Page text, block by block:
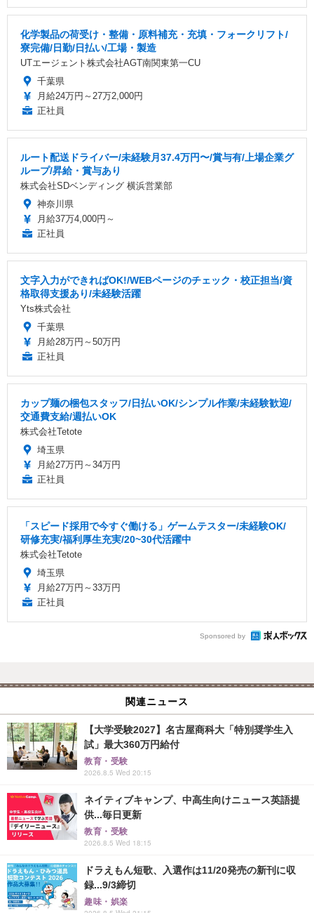
化学製品の荷受け・整備・原料補充・充填・フォークリフト/
寮完備/日勤/日払い/工場・製造
UTエージェント株式会社AGT南関東第一CU
千葉県
月給24万円～27万2,000円
正社員
ルート配送ドライバー/未経験月37.4万円〜/賞与有/上場企業グ
ループ/昇給・賞与あり
株式会社SDベンディング 横浜営業部
神奈川県
月給37万4,000円～
正社員
文字入力ができればOK!/WEBページのチェック・校正担当/資
格取得支援あり/未経験活躍
Yts株式会社
千葉県
月給28万円～50万円
正社員
カップ麺の梱包スタッフ/日払いOK/シンプル作業/未経験歓迎/
交通費支給/週払いOK
株式会社Tetote
埼玉県
月給27万円～34万円
正社員
「スピード採用で今すぐ働ける」ゲームテスター/未経験OK/
研修充実/福利厚生充実/20~30代活躍中
株式会社Tetote
埼玉県
月給27万円～33万円
正社員
Sponsored by
関連ニュース
【大学受験2027】名古屋商科大「特別奨学生入
試」最大360万円給付
教育・受験
2026.8.5 Wed 20:15
ネイティブキャンプ、中高生向けニュース英語提
供...毎日更新
教育・受験
2026.8.5 Wed 18:15
ドラえもん短歌、入選作は11/20発売の新刊に収
録...9/3締切
趣味・娯楽